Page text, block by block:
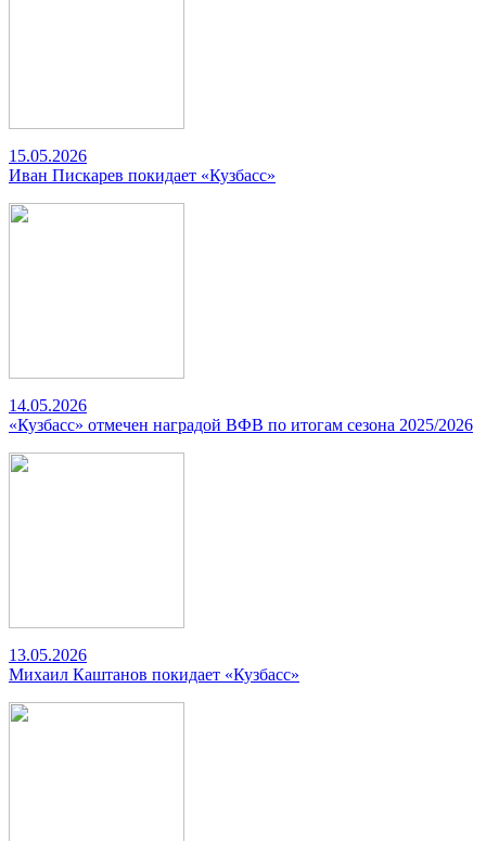
15.05.2026
Иван Пискарев покидает «Кузбасс»
14.05.2026
«Кузбасс» отмечен наградой ВФВ по итогам сезона 2025/2026
13.05.2026
Михаил Каштанов покидает «Кузбасс»